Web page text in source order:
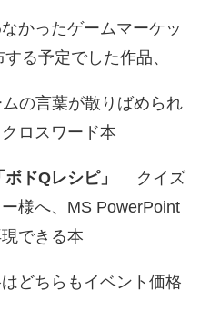
かったゲームマーケッ
る予定でした作品、
の言葉が散りばめられ
ロスワード本
ボドQレシピ」
クイズ
様へ、MS PowerPoint
できる本
どちらもイベント価格